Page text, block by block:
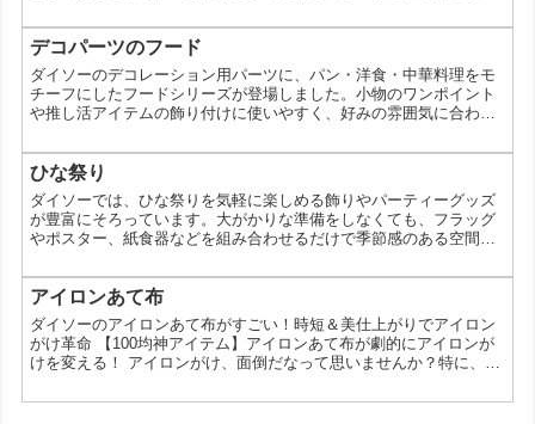
も役立ちます。LEDシルエットライトはどんなアイテム？この商品
は、モチーフの輪郭を活かしたライトで、点灯するとシルエットが
印象的に見えるのが特徴です。星、雲、UFO、土星、恐竜、猫、プ
テラノドンなど、ラインナップに遊び心があるため、照明と...
デコパーツのフード
ダイソーのデコレーション用パーツに、パン・洋食・中華料理をモ
チーフにしたフードシリーズが登場しました。小物のワンポイント
や推し活アイテムの飾り付けに使いやすく、好みの雰囲気に合わせ
するのは、デコレーション用のパーツとして使えるフードモチーフ
のアイテムです。食べもの系のデザインは、見た目に親しみやす
く、作品や持ち物に少し遊び心を足したいときに重宝します。パ
ン：4582615465086洋食：4582615465109中...
ひな祭り
ダイソーでは、ひな祭りを気軽に楽しめる飾りやパーティーグッズ
が豊富にそろっています。大がかりな準備をしなくても、フラッグ
やポスター、紙食器などを組み合わせるだけで季節感のある空間づ
前に知っておきたいポイントまでまとめました。 ダイソーのひな祭
りアイテムとは 今回のラインナップは、飾り付けとテーブルコーデ
ィネートを一度に揃えられるのが特徴です。壁に飾るフラッグや布
ポスター、置き型のオブジェに加えて、紙皿や紙コップなどの...
アイロンあて布
ダイソーのアイロンあて布がすごい！時短＆美仕上がりでアイロン
がけ革命 【100均神アイテム】アイロンあて布が劇的にアイロンが
けを変える！ アイロンがけ、面倒だなって思いませんか？特に、襟
とも。そんな悩みを解決してくれるのが、ダイソーで見つけた「ア